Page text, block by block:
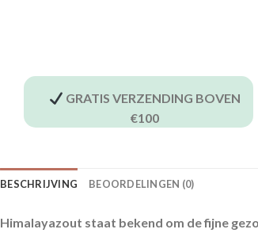
GRATIS VERZENDING BOVEN
€100
BESCHRIJVING BEOORDELINGEN (0)
Himalayazout staat bekend om de fijne